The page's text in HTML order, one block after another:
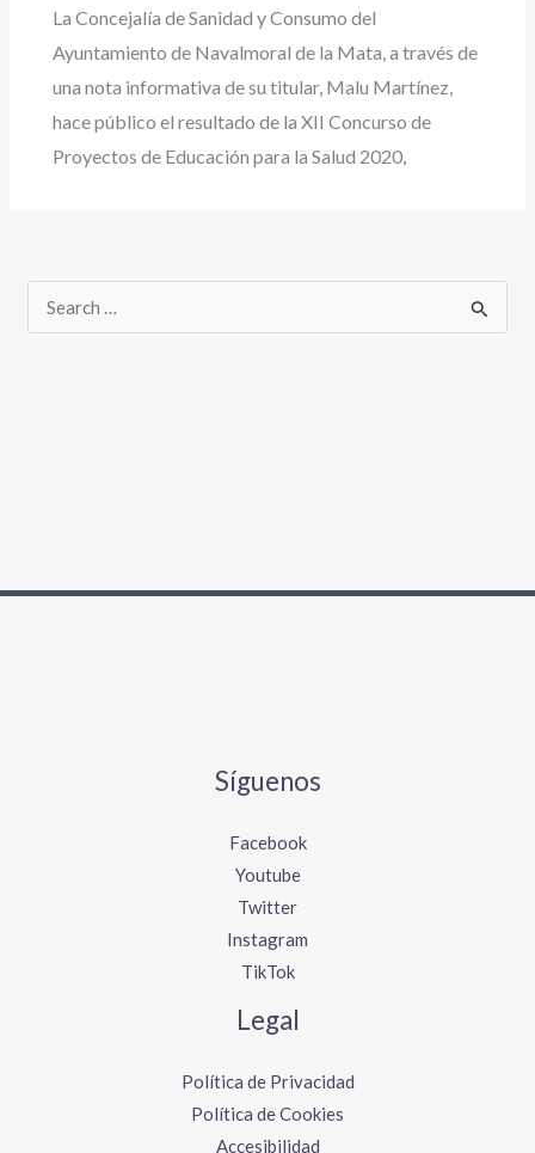
La Concejalía de Sanidad y Consumo del
Ayuntamiento de Navalmoral de la Mata, a través de
una nota informativa de su titular, Malu Martínez,
hace público el resultado de la XII Concurso de
Proyectos de Educación para la Salud 2020,
Síguenos
Facebook
Youtube
Twitter
Instagram
TikTok
Legal
Política de Privacidad
Política de Cookies
Accesibilidad